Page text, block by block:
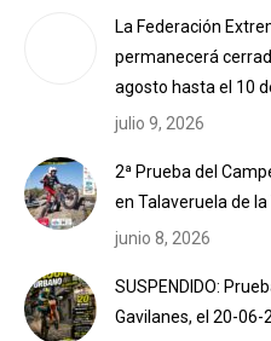
La Federación
permanecerá
agosto hasta el 10
julio 9, 2026
2ª Prueba del
en Talaveruela de la
junio 8, 2026
SUSPENDIDO:
Gavilanes, el 20-06-